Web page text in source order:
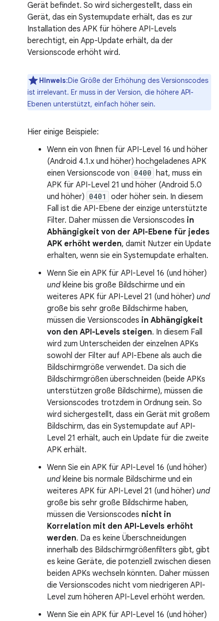
Gerät befindet. So wird sichergestellt, dass ein
Gerät, das ein Systemupdate erhält, das es zur
Installation des APK für höhere API-Levels
berechtigt, ein App-Update erhält, da der
Versionscode erhöht wird.
Hinweis:Die Größe der Erhöhung des Versionscodes
ist irrelevant. Er muss in der Version, die höhere API-
Ebenen unterstützt, einfach höher sein.
Hier einige Beispiele:
Wenn ein von Ihnen für API-Level 16 und höher
(Android 4.1.x und höher) hochgeladenes APK
einen Versionscode von 0400 hat, muss ein
APK für API-Level 21 und höher (Android 5.0
und höher) 0401
oder höher sein. In diesem
Fall ist die API-Ebene der einzige unterstützte
Filter. Daher müssen die Versionscodes in
Abhängigkeit von der API-Ebene für jedes
APK erhöht werden, damit Nutzer ein Update
erhalten, wenn sie ein Systemupdate erhalten.
Wenn Sie ein APK für API-Level 16 (und höher)
und kleine bis große Bildschirme und ein
weiteres APK für API-Level 21 (und höher) und
große bis sehr große Bildschirme haben,
müssen die Versionscodes in Abhängigkeit
von den API-Levels steigen. In diesem Fall
wird zum Unterscheiden der einzelnen APKs
sowohl der Filter auf API-Ebene als auch die
Bildschirmgröße verwendet. Da sich die
Bildschirmgrößen überschneiden (beide APKs
unterstützen große Bildschirme), müssen die
Versionscodes trotzdem in Ordnung sein. So
wird sichergestellt, dass ein Gerät mit großem
Bildschirm, das ein Systemupdate auf API-
Level 21 erhält, auch ein Update für die zweite
APK erhält.
Wenn Sie ein APK für API-Level 16 (und höher)
und kleine bis normale Bildschirme und ein
weiteres APK für API-Level 21 (und höher) und
große bis sehr große Bildschirme haben,
müssen die Versionscodes nicht in
Korrelation mit den API-Levels erhöht
werden. Da es keine Überschneidungen
innerhalb des Bildschirmgrößenfilters gibt, gibt
es keine Geräte, die potenziell zwischen diesen
beiden APKs wechseln könnten. Daher müssen
die Versionscodes nicht vom niedrigeren API-
Level zum höheren API-Level erhöht werden.
Wenn Sie ein APK für API-Level 16 (und höher)